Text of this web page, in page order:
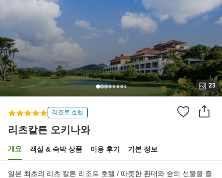
23
리조트 호텔
리츠칼튼 오키나와
개요 객실 & 숙박 상품 이용 후기 기본 정보
일본 최초의 리츠 칼튼 리조트 호텔 / 따뜻한 환대와 숲의 선물을 즐